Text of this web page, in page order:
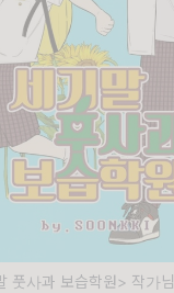
풋사과 보습학원> 작가